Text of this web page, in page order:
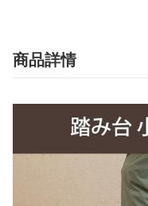
商品詳情